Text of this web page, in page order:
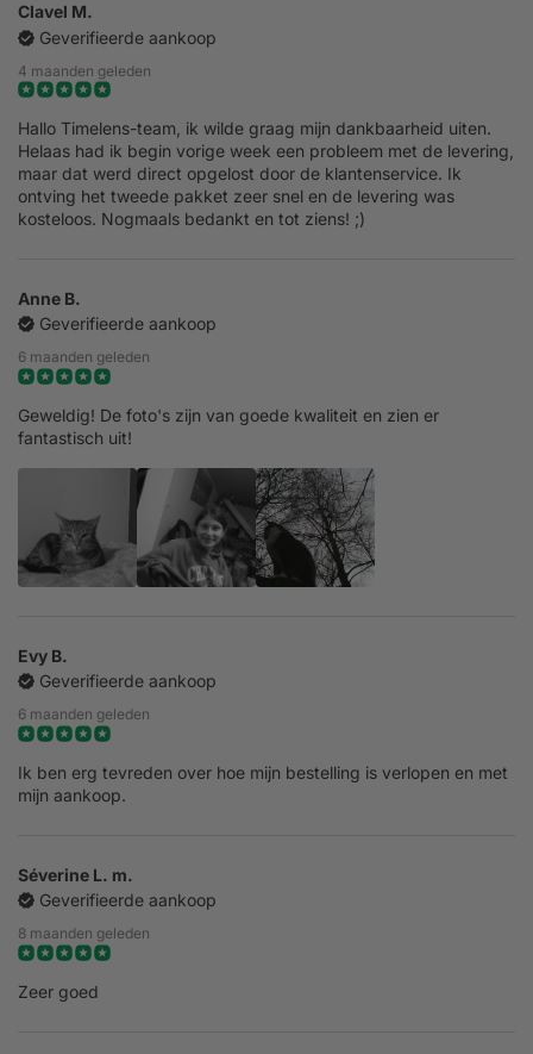
Clavel M.
Geverifieerde aankoop
4 maanden geleden
Hallo Timelens-team, ik wilde graag mijn dankbaarheid uiten.
Helaas had ik begin vorige week een probleem met de levering,
maar dat werd direct opgelost door de klantenservice. Ik
ontving het tweede pakket zeer snel en de levering was
kosteloos. Nogmaals bedankt en tot ziens! ;)
Anne B.
Geverifieerde aankoop
6 maanden geleden
Geweldig! De foto's zijn van goede kwaliteit en zien er
fantastisch uit!
Evy B.
Geverifieerde aankoop
6 maanden geleden
Ik ben erg tevreden over hoe mijn bestelling is verlopen en met
mijn aankoop.
Séverine L. m.
Geverifieerde aankoop
8 maanden geleden
Zeer goed